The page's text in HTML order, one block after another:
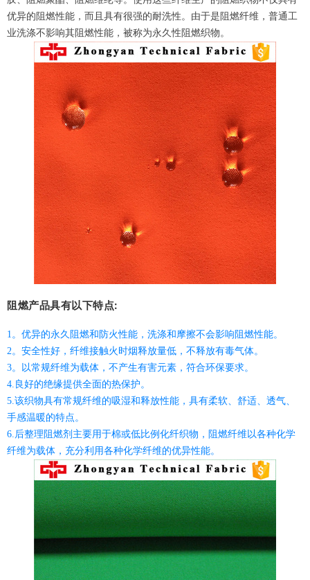
优异的阻燃性能，而且具有很强的耐洗性。由于是阻燃纤维，普通工
业洗涤不影响其阻燃性能，被称为永久性阻燃织物。
阻燃产品具有以下特点:
1。优异的永久阻燃和防火性能，洗涤和摩擦不会影响阻燃性能。
2。安全性好，纤维接触火时烟释放量低，不释放有毒气体。
3。以常规纤维为载体，不产生有害元素，符合环保要求。
4.良好的绝缘提供全面的热保护。
5.该织物具有常规纤维的吸湿和释放性能，具有柔软、舒适、透气、
手感温暖的特点。
6.后整理阻燃剂主要用于棉或低比例化纤织物，阻燃纤维以各种化学
纤维为载体，充分利用各种化学纤维的优异性能。